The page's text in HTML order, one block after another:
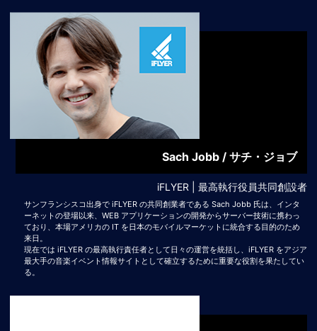
Sach Jobb / サチ・ジョブ
iFLYER | 最高執行役員共同創設者
サンフランシスコ出身で iFLYER の共同創業者である Sach Jobb 氏は、インタ
ーネットの登場以来、WEB アプリケーションの開発からサーバー技術に携わっ
ており、本場アメリカの IT を日本のモバイルマーケットに統合する目的のため
来日。
現在では iFLYER の最高執行責任者として日々の運営を統括し、iFLYER をアジア
最大手の音楽イベント情報サイトとして確立するために重要な役割を果たしてい
る。